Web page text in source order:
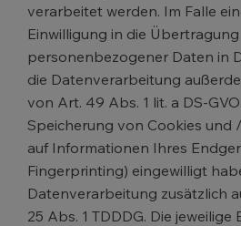
verarbeitet werden. Im Falle
Einwilligung in die Übertragung
personenbezogener Daten in
die Datenverarbeitung
von Art. 49 Abs. 1 lit. a DS-
Speicherung von Cookies und
auf Informationen Ihres
Fingerprinting) eingewilligt
Datenverarbeitung zusätzlich
25 Abs. 1 TDDDG. Die jeweilige